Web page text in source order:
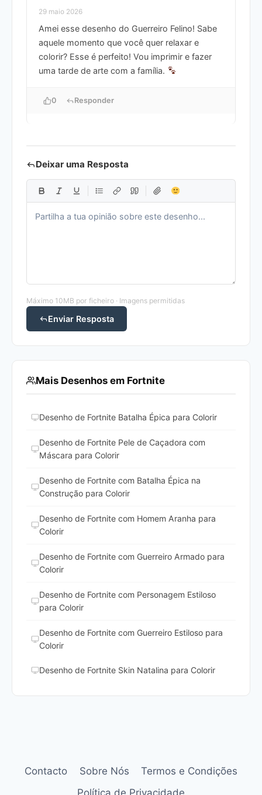
29 maio 2026
Amei esse desenho do Guerreiro Felino! Sabe
aquele momento que você quer relaxar e
colorir? Esse é perfeito! Vou imprimir e fazer
uma tarde de arte com a família.
0 Responder
Deixar uma Resposta
Máximo 10MB por ficheiro · Imagens permitidas
Enviar Resposta
Mais Desenhos em Fortnite
Desenho de Fortnite Batalha Épica para Colorir
Desenho de Fortnite Pele de Caçadora com
Máscara para Colorir
Desenho de Fortnite com Batalha Épica na
Construção para Colorir
Desenho de Fortnite com Homem Aranha para
Colorir
Desenho de Fortnite com Guerreiro Armado para
Colorir
Desenho de Fortnite com Personagem Estiloso
para Colorir
Desenho de Fortnite com Guerreiro Estiloso para
Colorir
Desenho de Fortnite Skin Natalina para Colorir
Contacto Sobre Nós
Termos e Condições
Política de Privacidade